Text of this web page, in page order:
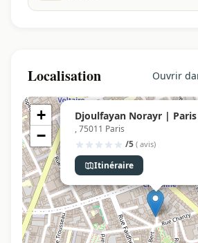
Localisation Ouvrir
Djoulfayan Norayr | Paris
, 75011 Paris
/5 ( avis)
Itinéraire
+
−